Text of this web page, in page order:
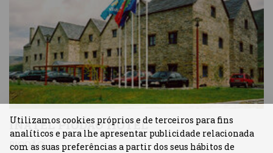
INATEL PIODÃO HOTEL
PIODÃO
Utilizamos cookies próprios e de terceiros para fins
analíticos e para lhe apresentar publicidade relacionada
com as suas preferências a partir dos seus hábitos de